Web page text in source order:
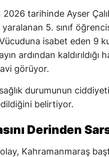
tarihinde Ayser
yaralanan 5. sınıf
isabet eden 9
ardından kaldırıldığı
görüyor.
durumunun
belirtiyor.
Derinden
Kahramanmaraş